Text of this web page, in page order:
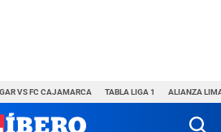
VS FC CAJAMARCA TABLA LIGA 1 ALIANZA